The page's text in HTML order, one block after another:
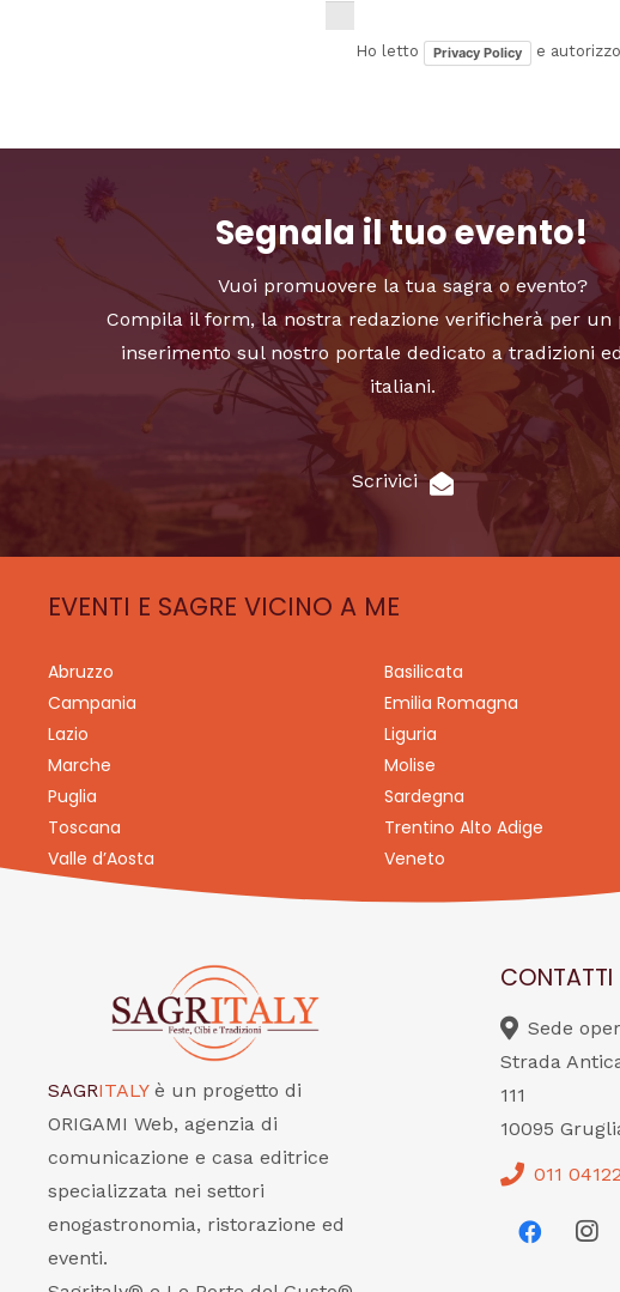
Ho letto Privacy Policy e
Segnala il tuo evento!
Vuoi promuovere la tua sagra o evento?
Compila il form, la nostra redazione verificherà per un
inserimento sul nostro portale dedicato a tradizioni
italiani.
Scrivici
EVENTI E SAGRE VICINO A ME
Abruzzo Basilicata
Campania
Emilia Romagna
Lazio
Liguria
Marche
Molise
Puglia
Sardegna
Toscana
Trentino Alto Adige
Valle d’Aosta
Veneto
SAGRITALY è un progetto di
ORIGAMI Web, agenzia di
comunicazione e casa editrice
specializzata nei settori
enogastronomia, ristorazione ed
eventi.
CONTATTI
Sede
Strada
111
10095
011